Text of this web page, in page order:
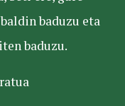
baduzu eta
baduzu.